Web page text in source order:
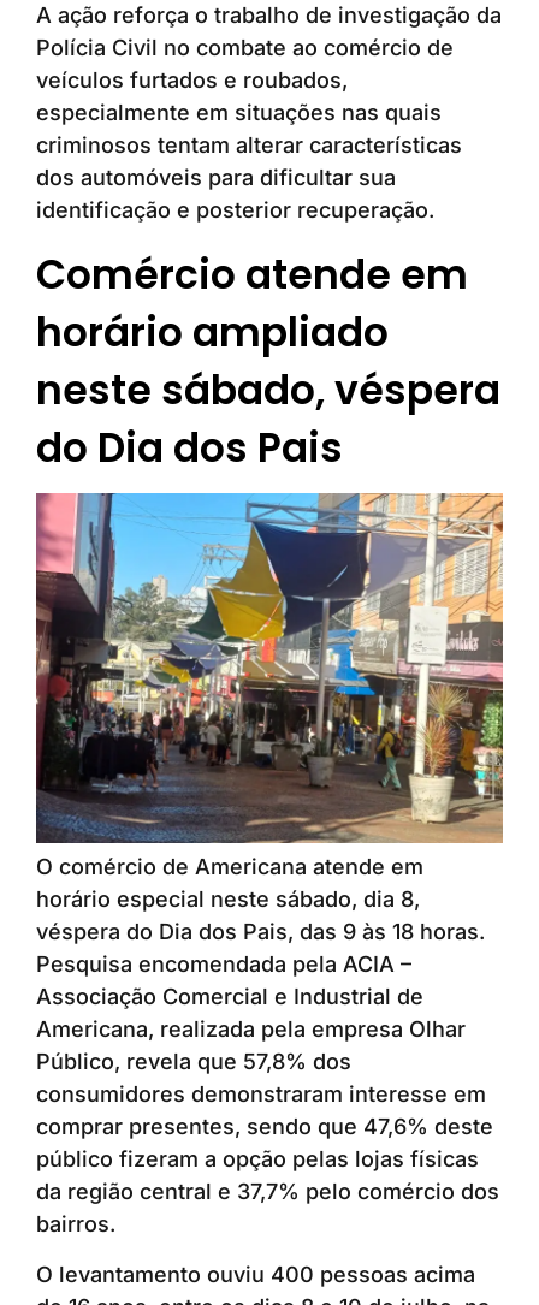
A ação reforça o trabalho de investigação da
Polícia Civil no combate ao comércio de
veículos furtados e roubados,
especialmente em situações nas quais
criminosos tentam alterar características
dos automóveis para dificultar sua
identificação e posterior recuperação.
Comércio atende em
horário ampliado
neste sábado, véspera
do Dia dos Pais
O comércio de Americana atende em
horário especial neste sábado, dia 8,
véspera do Dia dos Pais, das 9 às 18 horas.
Pesquisa encomendada pela ACIA –
Associação Comercial e Industrial de
Americana, realizada pela empresa Olhar
Público, revela que 57,8% dos
consumidores demonstraram interesse em
comprar presentes, sendo que 47,6% deste
público fizeram a opção pelas lojas físicas
da região central e 37,7% pelo comércio dos
bairros.
O levantamento ouviu 400 pessoas acima